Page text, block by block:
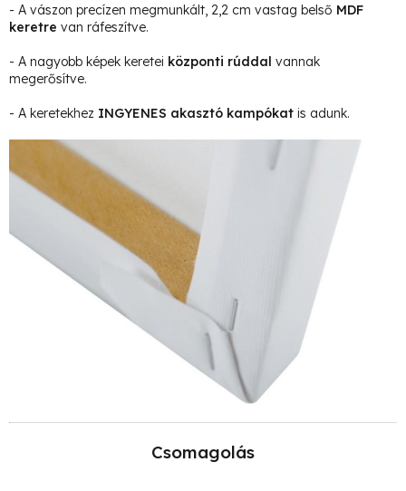
- A vászon precízen megmunkált, 2,2 cm vastag belső MDF
keretre van ráfeszítve.
- A nagyobb képek keretei központi rúddal vannak
megerősítve.
- A keretekhez INGYENES akasztó kampókat is adunk.
Csomagolás